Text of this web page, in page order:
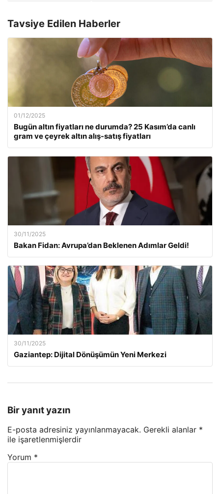
Tavsiye Edilen Haberler
01/12/2025
Bugün altın fiyatları ne durumda? 25 Kasım’da canlı
gram ve çeyrek altın alış-satış fiyatları
30/11/2025
Bakan Fidan: Avrupa’dan Beklenen Adımlar Geldi!
30/11/2025
Gaziantep: Dijital Dönüşümün Yeni Merkezi
Bir yanıt yazın
E-posta adresiniz yayınlanmayacak. Gerekli alanlar *
ile işaretlenmişlerdir
Yorum *